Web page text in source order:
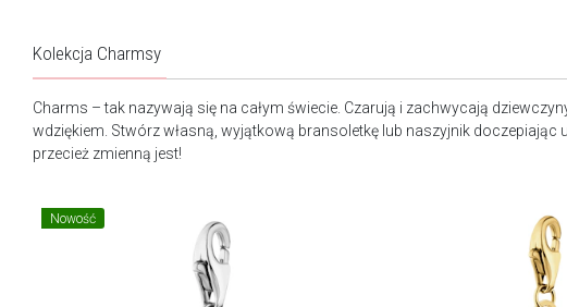
Kolekcja Charmsy
Charms – tak nazywają się na całym świecie. Czarują i zachwycają
wdziękiem. Stwórz własną, wyjątkową bransoletkę lub naszyjnik
przecież zmienną jest!
Nowość